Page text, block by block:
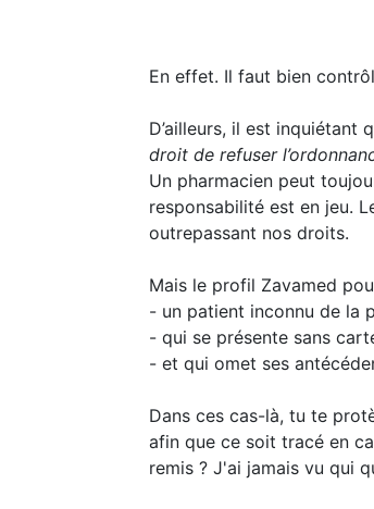
En effet. Il faut bien
D’ailleurs, il est inquiétant
droit de refuser
Un pharmacien peut
responsabilité est en jeu.
outrepassant nos droits.
Mais le profil Zavamed
- un patient inconnu de la
- qui se présente sans
- et qui omet ses
Dans ces cas-là, tu te
afin que ce soit tracé en
remis ? J'ai jamais vu qui